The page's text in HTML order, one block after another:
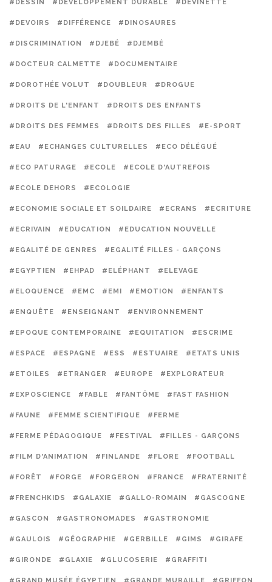
#DESSIN #DÉVELOPPEMENT DURABLE #DEVINETTE
#DEVOIRS #DIFFÉRENCE #DINOSAURES
#DISCRIMINATION #DJEBÉ #DJEMBÉ
#DOCTEUR CALMETTE #DOCUMENTAIRE
#DOROTHÉE VOLUT #DOUBLEUR #DROGUE
#DROITS DE L'ENFANT #DROITS DES ENFANTS
#DROITS DES FEMMES #DROITS DES FILLES #E-SPORT
#EAU #ECHANGES CULTURELLES #ECO DÉLÉGUÉ
#ECO PATURAGE #ECOLE #ECOLE D'AUTREFOIS
#ECOLE DEHORS #ECOLOGIE
#ECONOMIE SOCIALE ET SOILDAIRE #ECRANS #ECRITURE
#ECRIVAIN #EDUCATION #EDUCATION NOUVELLE
#EGALITÉ DE GENRES #EGALITÉ FILLES - GARÇONS
#EGYPTIEN #EHPAD #ELÉPHANT #ELEVAGE
#ELOQUENCE #EMC #EMI #EMOTION #ENFANTS
#ENQUÊTE #ENSEIGNANT #ENVIRONNEMENT
#EPOQUE CONTEMPORAINE #EQUITATION #ESCRIME
#ESPACE #ESPAGNE #ESS #ESTUAIRE #ETATS UNIS
#ETOILES #ETRANGER #EUROPE #EXPLORATEUR
#EXPOSCIENCE #FABLE #FANTÔME #FAST FASHION
#FAUNE #FEMME SCIENTIFIQUE #FERME
#FERME PÉDAGOGIQUE #FESTIVAL #FILLES - GARÇONS
#FILM D'ANIMATION #FINLANDE #FLORE #FOOTBALL
#FORÊT #FORGE #FORGERON #FRANCE #FRATERNITÉ
#FRENCHKIDS #GALAXIE #GALLO-ROMAIN #GASCOGNE
#GASCON #GASTRONOMADES #GASTRONOMIE
#GAULOIS #GÉOGRAPHIE #GERBILLE #GIMS #GIRAFE
#GIRONDE #GLAXIE #GLUCOSERIE #GRAFFITI